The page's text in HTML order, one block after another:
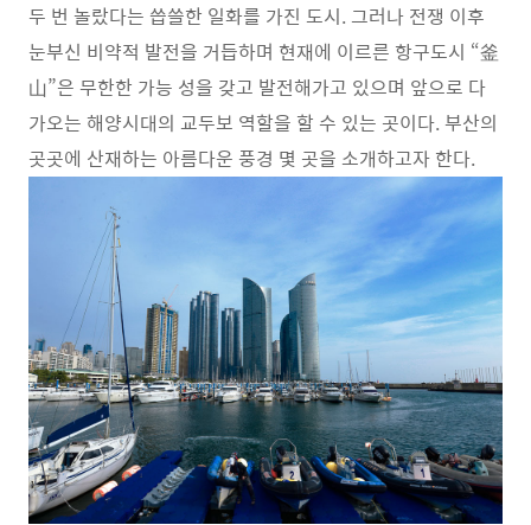
두 번 놀랐다는 씁쓸한 일화를 가진 도시. 그러나 전쟁 이후
눈부신 비약적 발전을 거듭하며 현재에 이르른 항구도시 “釜
山”은 무한한 가능 성을 갖고 발전해가고 있으며 앞으로 다
가오는 해양시대의 교두보 역할을 할 수 있는 곳이다. 부산의
곳곳에 산재하는 아름다운 풍경 몇 곳을 소개하고자 한다.